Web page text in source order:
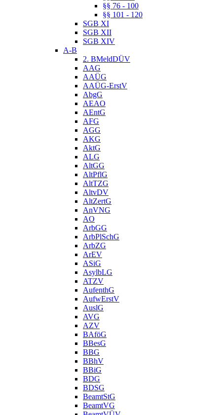
§§ 76 - 100
§§ 101 - 120
SGB XI
SGB XII
SGB XIV
A-B
2. BMeldDÜV
AAG
AAÜG
AAÜG-ErstV
AbgG
AEAO
AEntG
AFG
AGG
AKG
AktG
ALG
AltGG
AltPflG
AltTZG
AltvDV
AltZertG
AnVNG
AO
ArbGG
ArbPlSchG
ArbZG
ArEV
ASiG
AsylbLG
ATZV
AufenthG
AufwErstV
AuslG
AVG
AZV
BAföG
BBesG
BBG
BBhV
BBiG
BDG
BDSG
BeamtStG
BeamtVG